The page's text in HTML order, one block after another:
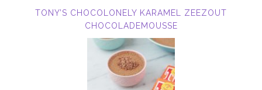
TONY’S CHOCOLONELY KARAMEL ZEEZOUT
CHOCOLADEMOUSSE